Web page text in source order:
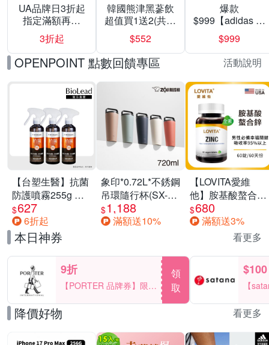
UA品牌日3折起
指定滿額再折
200
3折起
韓國熊津黑蔘飲
超值買1送2(共24
入組)
$552
爆款
$999【adidas 愛
迪達】男/女 精選
運動鞋休閒鞋 任
選均一價
$999
OPENPOINT 點數回饋專區 活動說明
【台塑生醫】抗菌
防護噴霧255g 三
入組
$627
6折起
象印*0.72L*不銹鋼
吊環隨行杯(SX-
LA72H)
$1,188
滿額送10%
【LOVITA愛維
他】胺基酸螯合鋅
x2瓶30mg素食錠
(鋅錠)
$680
滿額送3%
本日神券 看更多
9折
【PORTER 品牌券】限時
2天 滿2000享9折
領
取
$100
【
一件
降價好物 看更多